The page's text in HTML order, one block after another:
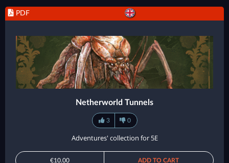
PDF
Netherworld Tunnels
3 0
Adventures' collection for 5E
€10.00 ADD TO CART